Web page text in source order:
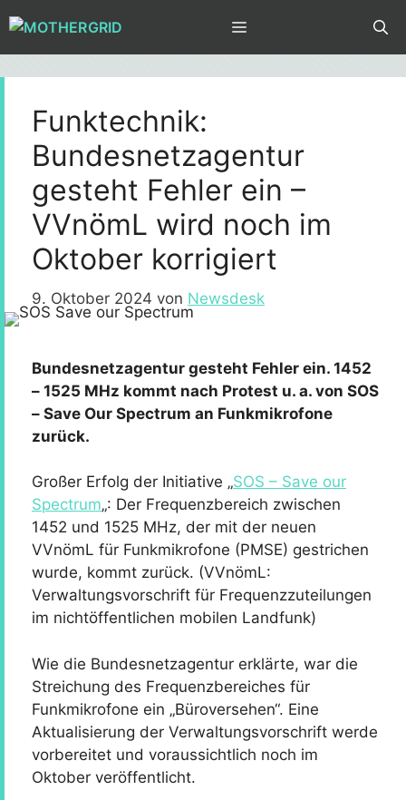
Inhalt
springen
MENÜ
Funktechnik:
Bundesnetzagentur
gesteht Fehler ein –
VVnömL wird noch im
Oktober korrigiert
9. Oktober 2024 von Newsdesk
Bundesnetzagentur gesteht Fehler ein. 1452
– 1525 MHz kommt nach Protest u. a. von SOS
– Save Our Spectrum an Funkmikrofone
zurück.
Großer Erfolg der Initiative „SOS – Save our
Spectrum„: Der Frequenzbereich zwischen
1452 und 1525 MHz, der mit der neuen
VVnömL für Funkmikrofone (PMSE) gestrichen
wurde, kommt zurück. (VVnömL:
Verwaltungsvorschrift für Frequenzzuteilungen
im nichtöffentlichen mobilen Landfunk)
Wie die Bundesnetzagentur erklärte, war die
Streichung des Frequenzbereiches für
Funkmikrofone ein „Büroversehen“. Eine
Aktualisierung der Verwaltungsvorschrift werde
vorbereitet und voraussichtlich noch im
Oktober veröffentlicht.